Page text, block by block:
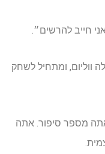
חייב להרשים״.
ווליום, ומתחיל לשחק
מספר סיפור. אתה